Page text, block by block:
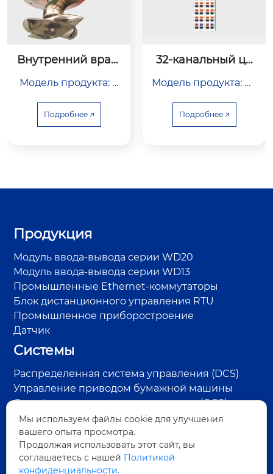
Внутренний вращ
концентрации
Модель продукта: Z
Подробнее 🡥
32-канальный ци
модуль
Модель продукта: DI
Подробнее 🡥
Продукция
Модуль ввода-вывода серии WD20
Модуль ввода-вывода серии WD13
Промышленные Ethernet-коммутаторы
Блок дистанционного управления RTU
Промышленное приборостроение
Датчик
Системы
Распределенная система управления (DCS)
Управление приводом бумажной машины
Онлайн-система контроля качества (QCS)
Система управления RTU на нефтепромысле
Система контроля пара и конденсата
Система обнаружения дефектов поверхности
Система управления энергосбережением
Мы используем файлы cookie для улучшения
вашего опыта просмотра.
Продолжая использовать этот сайт, вы
соглашаетесь с нашей Политикой
конфиденциальности.